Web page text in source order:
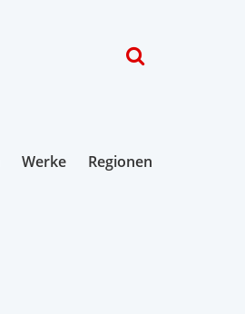
Werke Regionen